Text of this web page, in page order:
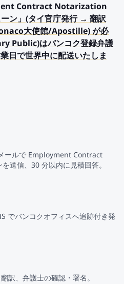
Contract Notarization
ン」(タイ官庁発行 → 翻訳
大使館/Apostille) が必
Public)はバンコク登録弁護
日で世界中に配送いたしま
ールで Employment Contract
送信、30 分以内に見積回答。
でバンコクオフィスへ追跡付き発
訳、弁護士の確認・署名。